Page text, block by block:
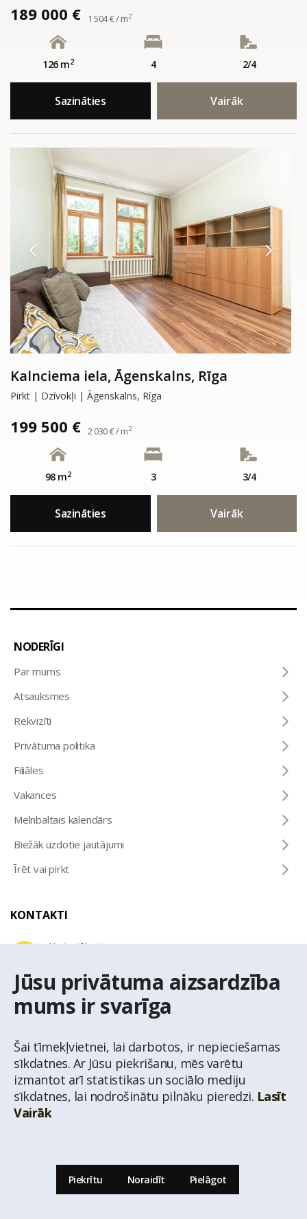
Jūsu privātuma aizsardzība
mums ir svarīga
Šai tīmekļvietnei, lai darbotos, ir nepieciešamas
sīkdatnes. Ar Jūsu piekrišanu, mēs varētu
izmantot arī statistikas un sociālo mediju
sīkdatnes, lai nodrošinātu pilnāku pieredzi. Lasīt
Vairāk
Piekrītu Noraidīt Pielāgot
189 000 € 1 504 € / m2
126 m2 4 2/4
Sazināties Vairāk
Kalnciema iela, Āgenskalns, Rīga
Pirkt | Dzīvokļi | Āgenskalns, Rīga
199 500 € 2 030 € / m2
98 m2 3 3/4
Sazināties Vairāk
© Nekustamo īpašumu aģentūra Latio.
NODERĪGI
Par mums
Atsauksmes
Rekvizīti
Privātuma politika
Filiāles
Vakances
Melnbaltais kalendārs
Biežāk uzdotie jautājumi
Īrēt vai pirkt
KONTAKTI
Uzziņu tālrunis
E-pasta adrese
latio@latio.lv